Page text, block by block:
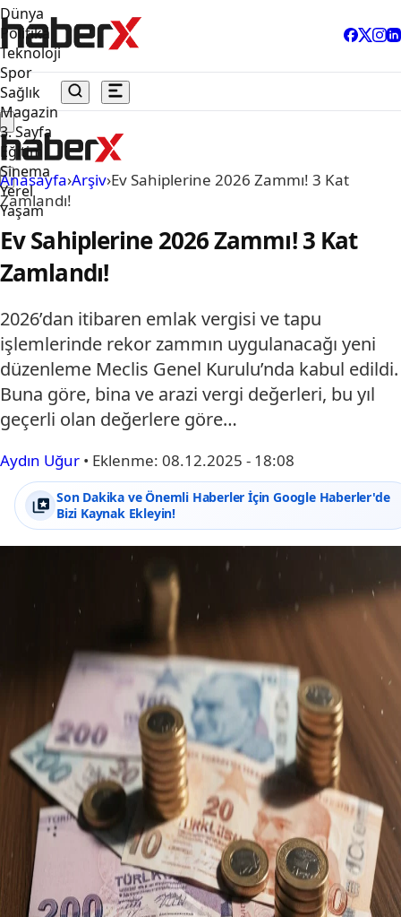
Dünya
Politika
Teknoloji
Spor
Sağlık
Magazin
3. Sayfa
Eğitim
Sinema
Yerel
Yaşam
Anasayfa›Arşiv›Ev Sahiplerine 2026 Zammı! 3 Kat
Zamlandı!
Ev Sahiplerine 2026 Zammı! 3 Kat
Zamlandı!
2026’dan itibaren emlak vergisi ve tapu
işlemlerinde rekor zammın uygulanacağı yeni
düzenleme Meclis Genel Kurulu’nda kabul edildi.
Buna göre, bina ve arazi vergi değerleri, bu yıl
geçerli olan değerlere göre…
Aydın Uğur • Eklenme: 08.12.2025 - 18:08
Son Dakika ve Önemli Haberler İçin Google Haberler'de
Bizi Kaynak Ekleyin!